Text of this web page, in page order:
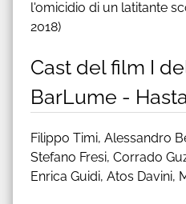
l'omicidio di un latitante
2018)
Cast del film I
BarLume -
Filippo Timi, Alessandro
Stefano Fresi, Corrado
Enrica Guidi, Atos Davini,